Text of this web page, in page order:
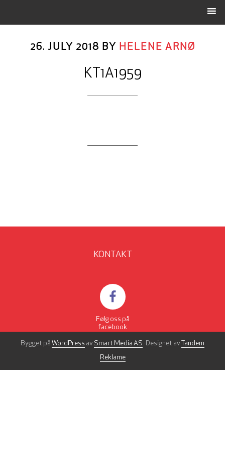
26. JULY 2018 BY HELENE ARNØ
KT1A1959
KONTAKT
Følg oss på
facebook
Bygget på WordPress av Smart Media AS · Designet av Tandem
Reklame